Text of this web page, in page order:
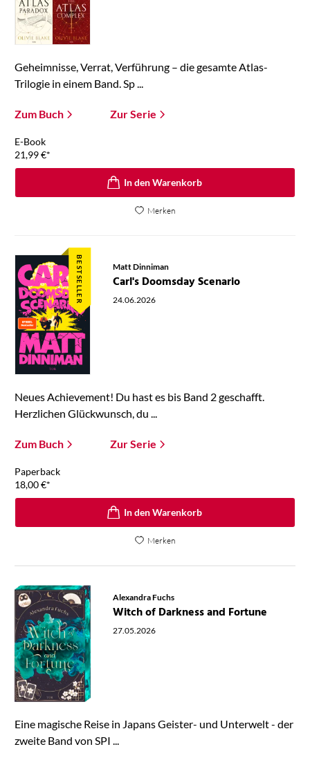
Geheimnisse, Verrat, Verführung – die gesamte Atlas-
Trilogie in einem Band. Sp ...
Zum Buch Zur Serie
E-Book
21,99€*
In den Warenkorb
Merken
BESTSELLER Matt Dinniman
Carl's Doomsday Scenario
24.06.2026
Neues Achievement! Du hast es bis Band 2 geschafft.
Herzlichen Glückwunsch, du ...
Zum Buch Zur Serie
Paperback
18,00€*
In den Warenkorb
Merken
Alexandra Fuchs
Witch of Darkness and Fortune
27.05.2026
Eine magische Reise in Japans Geister- und Unterwelt - der
zweite Band von SPI ...